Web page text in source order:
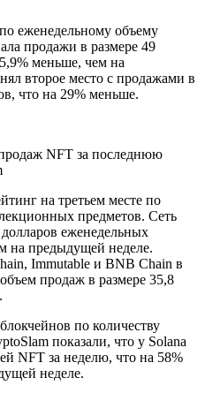
еженедельному объему
продажи в размере 49
меньше, чем на
второе место с продажами в
что на 29% меньше.
NFT за последнюю
на третьем месте по
предметов. Сеть
еженедельных
на предыдущей неделе.
Immutable и BNB Chain в
продаж в размере 35,8
по количеству
показали, что у Solana
NFT за неделю, что на 58%
неделе.